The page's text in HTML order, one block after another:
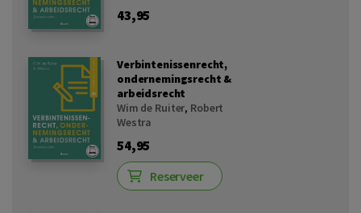
43,95
Verbintenissenrecht,
ondernemingsrecht &
arbeidsrecht
Wim de Ruiter, Robert
Westra
54,95
Reserveer